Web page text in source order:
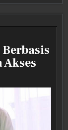
Akses